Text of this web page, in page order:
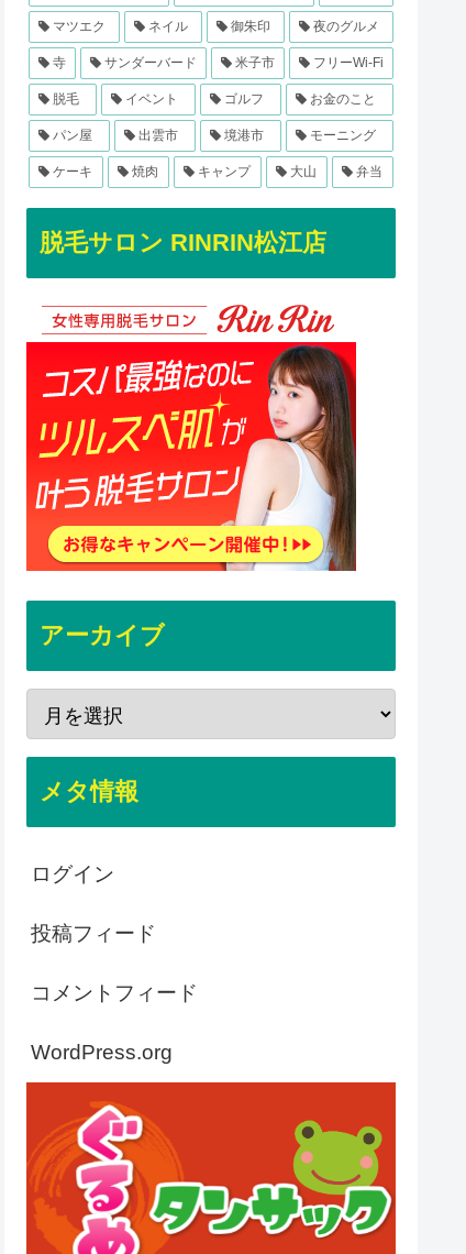
マツエク ネイル 御朱印 夜のグルメ
寺 サンダーバード 米子市 フリーWi-Fi
脱毛 イベント ゴルフ お金のこと
パン屋 出雲市 境港市 モーニング
ケーキ 焼肉 キャンプ 大山 弁当
脱毛サロン RINRIN松江店
アーカイブ
メタ情報
ログイン
投稿フィード
コメントフィード
WordPress.org